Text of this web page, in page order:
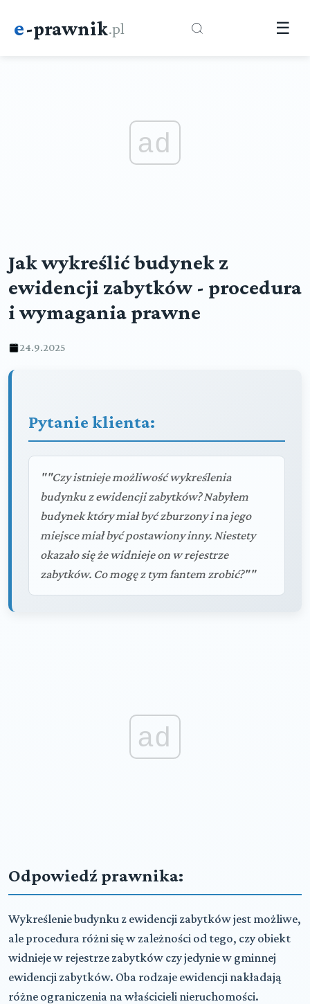
e-prawnik.pl ☰
ad
Jak wykreślić budynek z
ewidencji zabytków - procedura
i wymagania prawne
24.9.2025
Pytanie klienta:
""Czy istnieje możliwość wykreślenia
budynku z ewidencji zabytków? Nabyłem
budynek który miał być zburzony i na jego
miejsce miał być postawiony inny. Niestety
okazało się że widnieje on w rejestrze
zabytków. Co mogę z tym fantem zrobić?""
ad
Odpowiedź prawnika:
Wykreślenie budynku z ewidencji zabytków jest możliwe,
ale procedura różni się w zależności od tego, czy obiekt
widnieje w rejestrze zabytków czy jedynie w gminnej
ewidencji zabytków. Oba rodzaje ewidencji nakładają
różne ograniczenia na właścicieli nieruchomości.